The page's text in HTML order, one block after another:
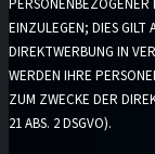
EINZULEGEN; DIES GILT
DIREKTWERBUNG IN
WERDEN IHRE
ZUM ZWECKE DER
21 ABS. 2 DSGVO).